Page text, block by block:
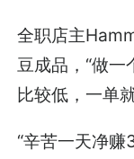
全职店主
豆成品，“做
比较低，一单就
“辛苦一天净